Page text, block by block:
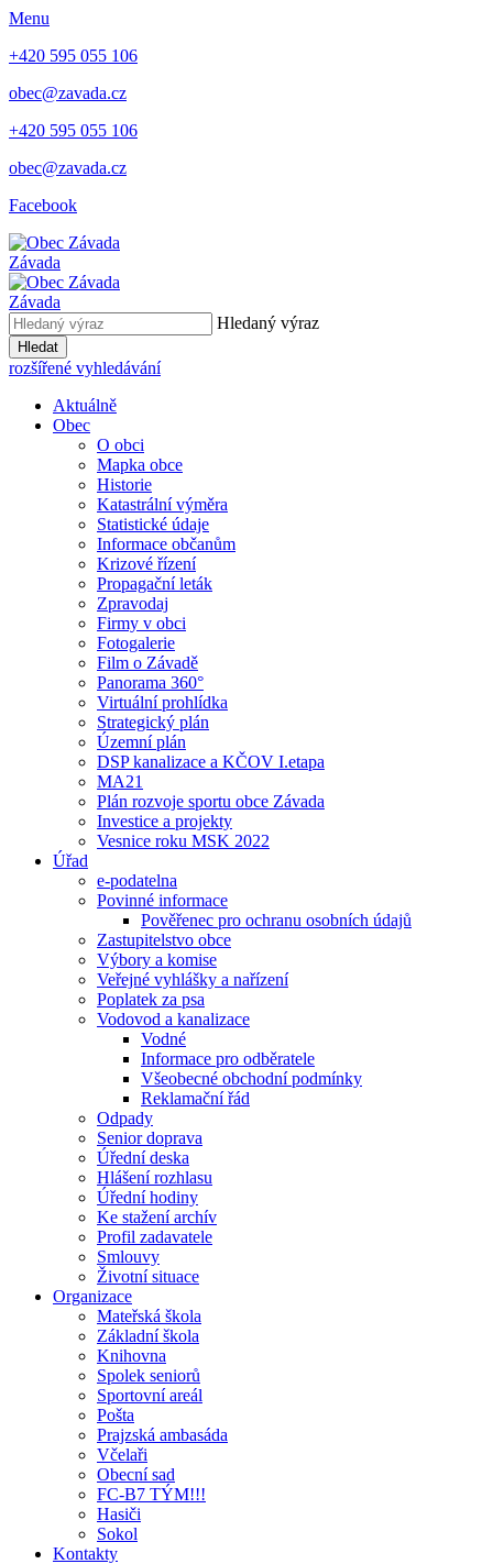
Menu
+420 595 055 106
obec@zavada.cz
+420 595 055 106
obec@zavada.cz
Facebook
Závada
Závada
Hledaný výraz
Hledat
rozšířené vyhledávání
Aktuálně
Obec
O obci
Mapka obce
Historie
Katastrální výměra
Statistické údaje
Informace občanům
Krizové řízení
Propagační leták
Zpravodaj
Firmy v obci
Fotogalerie
Film o Závadě
Panorama 360°
Virtuální prohlídka
Strategický plán
Územní plán
DSP kanalizace a KČOV I.etapa
MA21
Plán rozvoje sportu obce Závada
Investice a projekty
Vesnice roku MSK 2022
Úřad
e-podatelna
Povinné informace
Pověřenec pro ochranu osobních údajů
Zastupitelstvo obce
Výbory a komise
Veřejné vyhlášky a nařízení
Poplatek za psa
Vodovod a kanalizace
Vodné
Informace pro odběratele
Všeobecné obchodní podmínky
Reklamační řád
Odpady
Senior doprava
Úřední deska
Hlášení rozhlasu
Úřední hodiny
Ke stažení archív
Profil zadavatele
Smlouvy
Životní situace
Organizace
Mateřská škola
Základní škola
Knihovna
Spolek seniorů
Sportovní areál
Pošta
Prajzská ambasáda
Včelaři
Obecní sad
FC-B7 TÝM!!!
Hasiči
Sokol
Kontakty